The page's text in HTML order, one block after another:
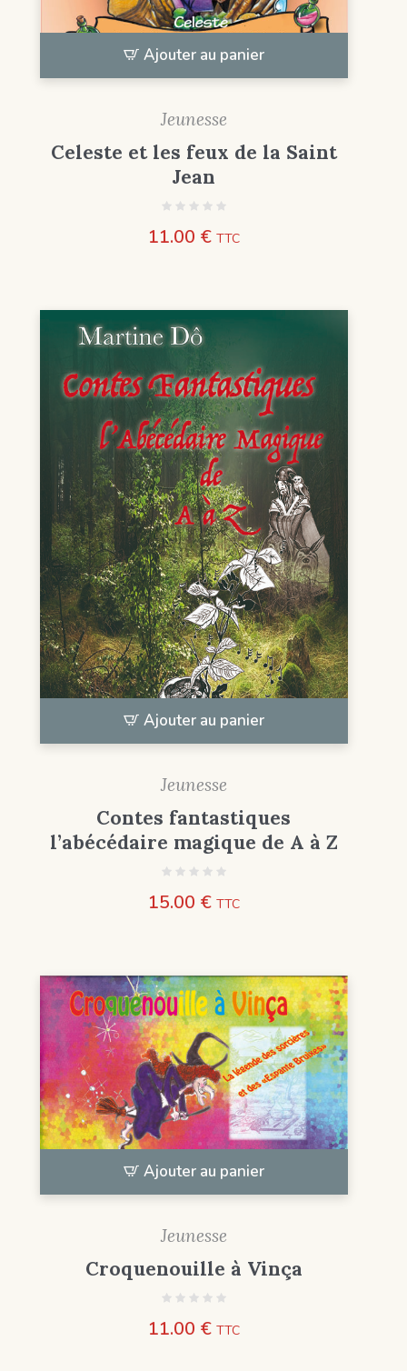
Ajouter au panier
Jeunesse
Celeste et les feux de la Saint
Jean
11.00 € TTC
Ajouter au panier
Jeunesse
Contes fantastiques
l’abécédaire magique de A à Z
15.00 € TTC
Ajouter au panier
Jeunesse
Croquenouille à Vinça
11.00 € TTC